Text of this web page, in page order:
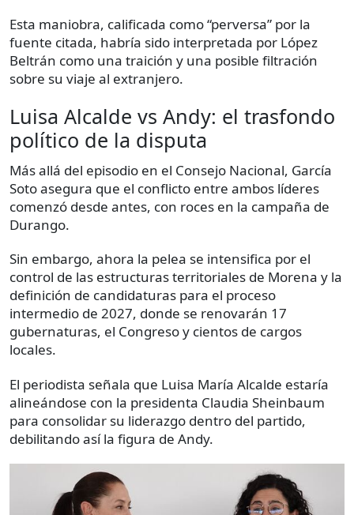
Esta maniobra, calificada como “perversa” por la
fuente citada, habría sido interpretada por López
Beltrán como una traición y una posible filtración
sobre su viaje al extranjero.
Luisa Alcalde vs Andy: el trasfondo
político de la disputa
Más allá del episodio en el Consejo Nacional, García
Soto asegura que el conflicto entre ambos líderes
comenzó desde antes, con roces en la campaña de
Durango.
Sin embargo, ahora la pelea se intensifica por el
control de las estructuras territoriales de Morena y la
definición de candidaturas para el proceso
intermedio de 2027, donde se renovarán 17
gubernaturas, el Congreso y cientos de cargos
locales.
El periodista señala que Luisa María Alcalde estaría
alineándose con la presidenta Claudia Sheinbaum
para consolidar su liderazgo dentro del partido,
debilitando así la figura de Andy.